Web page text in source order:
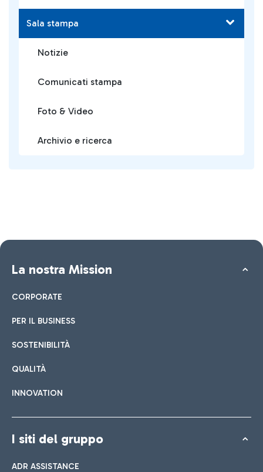
Sala stampa
Notizie
Comunicati stampa
Foto & Video
Archivio e ricerca
La nostra Mission
CORPORATE
PER IL BUSINESS
SOSTENIBILITÀ
QUALITÀ
INNOVATION
I siti del gruppo
ADR ASSISTANCE